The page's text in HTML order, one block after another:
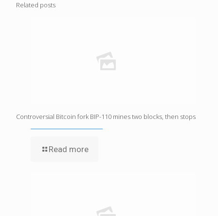
Related posts
Controversial Bitcoin fork BIP-110 mines two blocks, then stops
Read more